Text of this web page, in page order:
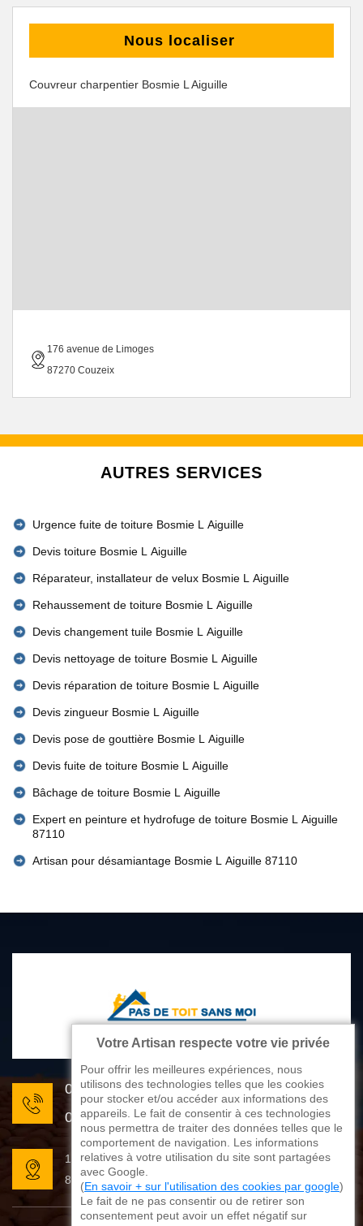
Nous localiser
Couvreur charpentier Bosmie L Aiguille
176 avenue de Limoges
87270 Couzeix
AUTRES SERVICES
Urgence fuite de toiture Bosmie L Aiguille
Devis toiture Bosmie L Aiguille
Réparateur, installateur de velux Bosmie L Aiguille
Rehaussement de toiture Bosmie L Aiguille
Devis changement tuile Bosmie L Aiguille
Devis nettoyage de toiture Bosmie L Aiguille
Devis réparation de toiture Bosmie L Aiguille
Devis zingueur Bosmie L Aiguille
Devis pose de gouttière Bosmie L Aiguille
Devis fuite de toiture Bosmie L Aiguille
Bâchage de toiture Bosmie L Aiguille
Expert en peinture et hydrofuge de toiture Bosmie L Aiguille
87110
Artisan pour désamiantage Bosmie L Aiguille 87110
05 33 06 22 81
07 80 33 28 62
176 avenue de Limoges
87270 Couzeix
Votre Artisan respecte votre vie privée
Pour offrir les meilleures expériences, nous
utilisons des technologies telles que les cookies
pour stocker et/ou accéder aux informations des
appareils. Le fait de consentir à ces technologies
nous permettra de traiter des données telles que le
comportement de navigation. Les informations
relatives à votre utilisation du site sont partagées
avec Google.
(En savoir + sur l'utilisation des cookies par google)
Le fait de ne pas consentir ou de retirer son
consentement peut avoir un effet négatif sur